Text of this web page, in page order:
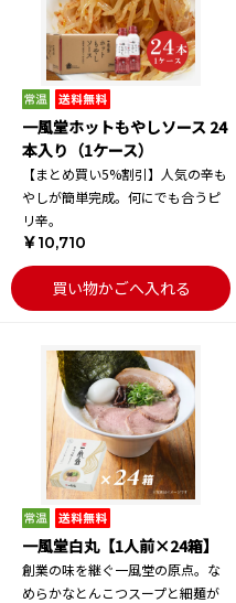
一風堂ホットもやしソース 24
本入り（1ケース）
【まとめ買い5%割引】人気の辛も
やしが簡単完成。何にでも合うピ
リ辛。
￥10,710
買い物かごへ入れる
一風堂白丸【1人前×24箱】
創業の味を継ぐ一風堂の原点。な
めらかなとんこつスープと細麺が